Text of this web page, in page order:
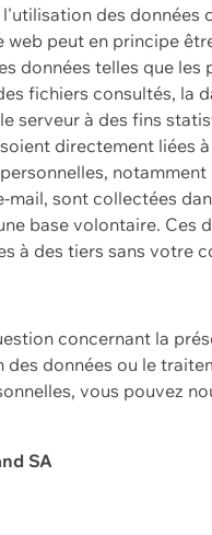
des données
web peut en principe
données telles que les
fichiers consultés, la
serveur à des fins
directement liées
mail, sont collectées
base volontaire. Ces
à des tiers sans votre
concernant la
données ou le
vous pouvez
SA